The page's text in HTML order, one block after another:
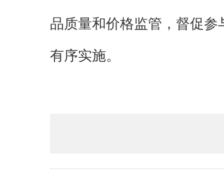
品质量和价格监管，督促
有序实施。